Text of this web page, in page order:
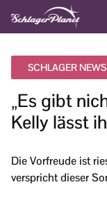
SCHLAGER NEWS
„Es gibt
Kelly lässt
Die Vorfreude ist
verspricht dieser